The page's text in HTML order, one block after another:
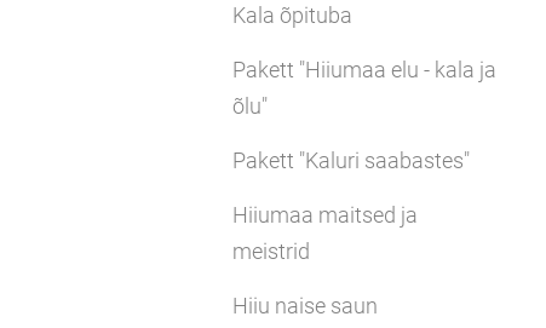
Kala õpituba
Pakett "Hiiumaa elu - kala ja
õlu"
Pakett "Kaluri saabastes"
Hiiumaa maitsed ja
meistrid
Hiiu naise saun